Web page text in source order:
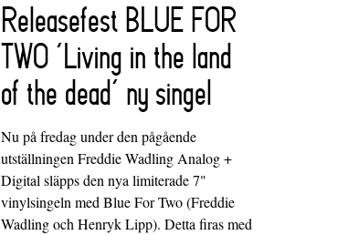
Releasefest BLUE FOR
TWO ‘Living in the land
of the dead’ ny singel
Nu på fredag under den pågående
utställningen Freddie Wadling Analog +
Digital släpps den nya limiterade 7"
vinylsingeln med Blue For Two (Freddie
Wadling och Henryk Lipp). Detta firas med